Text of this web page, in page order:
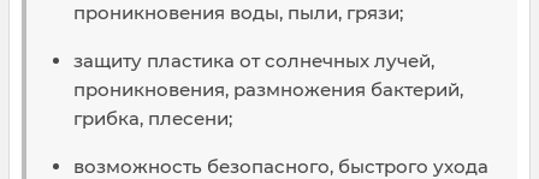
проникновения воды, пыли, грязи;
защиту пластика от солнечных лучей,
проникновения, размножения бактерий,
грибка, плесени;
возможность безопасного, быстрого ухода